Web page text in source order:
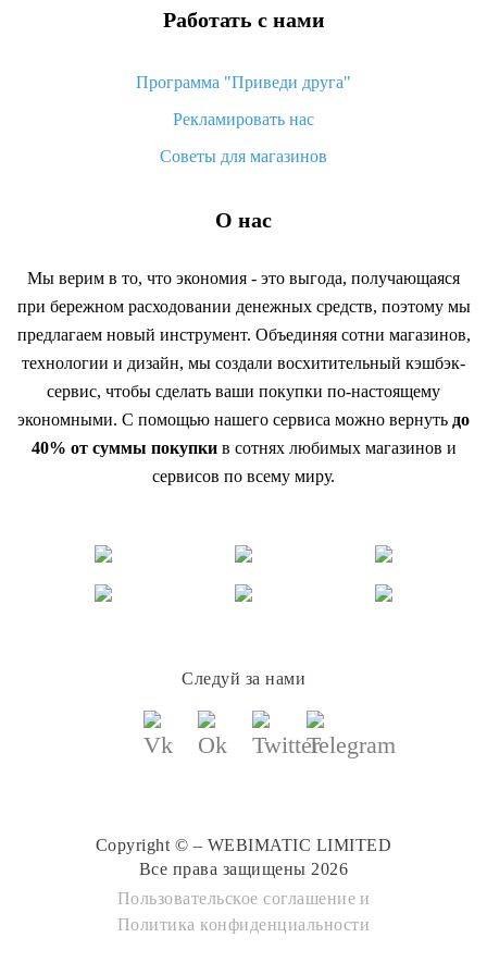
Работать с нами
Программа "Приведи друга"
Рекламировать нас
Советы для магазинов
О нас
Мы верим в то, что экономия - это выгода, получающаяся
при бережном расходовании денежных средств, поэтому мы
предлагаем новый инструмент. Объединяя сотни магазинов,
технологии и дизайн, мы создали восхитительный кэшбэк-
сервис, чтобы сделать ваши покупки по-настоящему
экономными. С помощью нашего сервиса можно вернуть до
40% от суммы покупкив сотнях любимых магазинов и
сервисов по всему миру.
Следуй за нами
Copyright © – WEBIMATIC LIMITED
Все права защищены 2026
Пользовательское соглашение и
Политика конфиденциальности